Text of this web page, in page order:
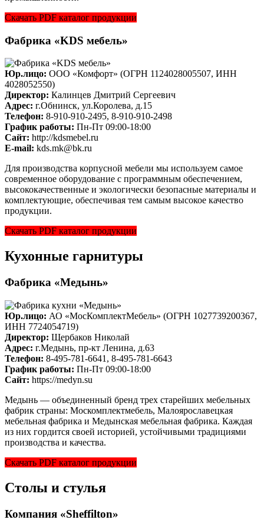
Скачать PDF каталог продукции
Фабрика «KDS мебель»
Юр.лицо: ООО «Комфорт» (ОГРН 1124028005507, ИНН
4028052550)
Директор: Калинцев Дмитрий Сергеевич
Адрес: г.Обнинск, ул.Королева, д.15
Телефон: 8-910-910-2495, 8-910-910-2498
График работы: Пн-Пт 09:00-18:00
Cайт: http://kdsmebel.ru
E-mail: kds.mk@bk.ru
Для производства корпусной мебели мы используем самое
современное оборудование с программным обеспечением,
высококачественные и экологически безопасные материалы и
комплектующие, обеспечивая тем самым высокое качество
продукции.
Скачать PDF каталог продукции
Кухонные гарнитуры
Фабрика «Медынь»
Юр.лицо: АО «МосКомплектМебель» (ОГРН 1027739200367,
ИНН 7724054719)
Директор: Щербаков Николай
Адрес: г.Медынь, пр-кт Ленина, д.63
Телефон: 8-495-781-6641, 8-495-781-6643
График работы: Пн-Пт 09:00-18:00
Cайт: https://medyn.su
Медынь — объединенный бренд трех старейших мебельных
фабрик страны: Москомплектмебель, Малоярославецкая
мебельная фабрика и Медынская мебельная фабрика. Каждая
из них гордится своей историей, устойчивыми традициями
производства и качества.
Скачать PDF каталог продукции
Столы и стулья
Компания «Sheffilton»